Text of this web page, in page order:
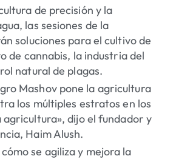
de precisión y la
las sesiones de la
soluciones para el cultivo de
de cannabis, la industria del
natural de plagas.
Mashov pone la agricultura
los múltiples estratos en los
agricultura», dijo el fundador y
Haim Alush.
se agiliza y mejora la